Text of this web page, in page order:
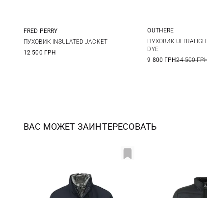
S M L
FRED PERRY
ПУХОВИК INSULATED JACKET
12 500 ГРН
M L
OUTHERE
ПУХОВИК
DYE
9 800 ГРН24 500
ВАС МОЖЕТ ЗАИНТЕРЕСОВАТЬ